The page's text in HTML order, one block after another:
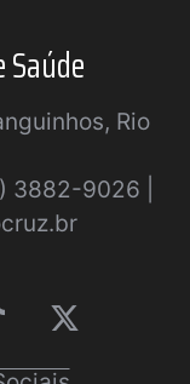
Saúde
Rio
3882-9026 |